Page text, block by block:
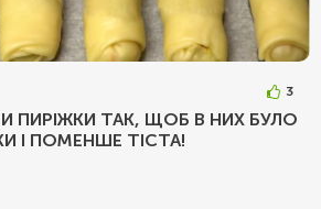
3
ПИРІЖКИ ТАК, ЩОБ В НИХ БУЛО
І ПОМЕНШЕ ТІСТА!